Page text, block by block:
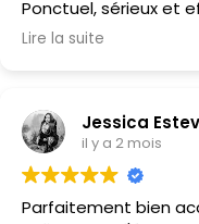
Ponctuel, sérieux et
d'être très
Lire la suite
Jessica
il y a 2 mois
Parfaitement bien